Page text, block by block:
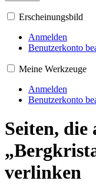
Erscheinungsbild
Anmelden
Benutzerkonto
Meine Werkzeuge
Anmelden
Benutzerkonto
Seiten, die
verlinken